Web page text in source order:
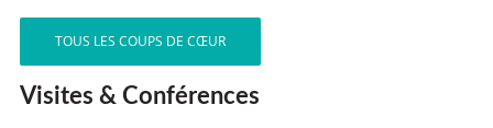
TOUS LES COUPS DE CŒUR
Visites & Conférences